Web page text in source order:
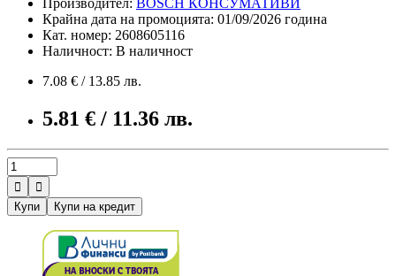
Крайна дата на промоцията: 01/09/2026 година
Кат. номер: 2608605116
Наличност: В наличност
7.08 € / 13.85 лв.
5.81 € / 11.36 лв.


Купи
Купи на кредит